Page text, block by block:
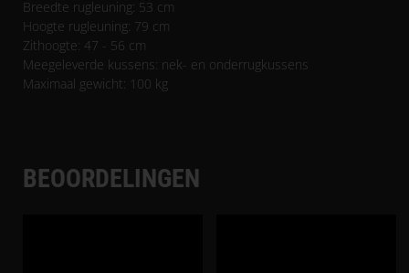
Breedte rugleuning: 53 cm
Hoogte rugleuning: 79 cm
Zithoogte: 47 - 56 cm
Meegeleverde kussens: nek- en onderrugkussens
Maximaal gewicht: 100 kg
BEOORDELINGEN